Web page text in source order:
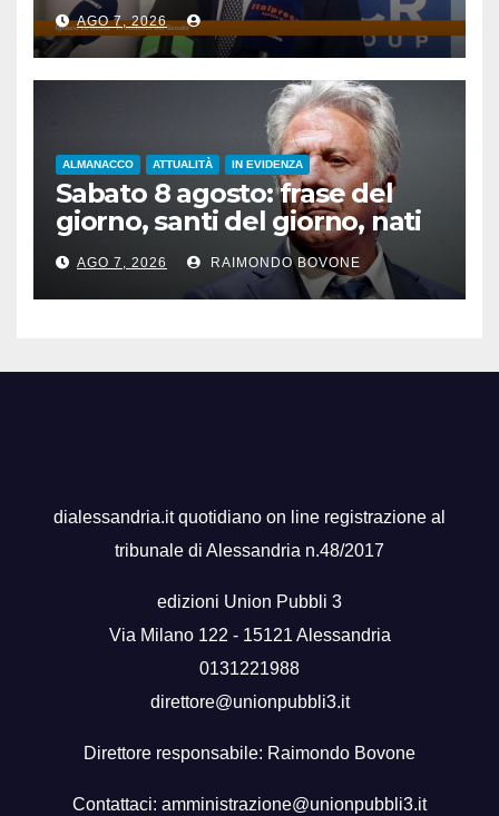
lavoro”
AGO 7, 2026
ALMANACCO ATTUALITÀ IN EVIDENZA
Sabato 8 agosto: frase del
giorno, santi del giorno, nati
famosi, accadde oggi
AGO 7, 2026 RAIMONDO BOVONE
dialessandria.it quotidiano on line registrazione al
tribunale di Alessandria n.48/2017
edizioni Union Pubbli 3
Via Milano 122 - 15121 Alessandria
0131221988
direttore@unionpubbli3.it
Direttore responsabile: Raimondo Bovone
Contattaci: amministrazione@unionpubbli3.it